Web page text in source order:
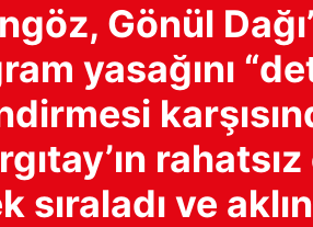
Gönül
yasağını
sıraladı ve